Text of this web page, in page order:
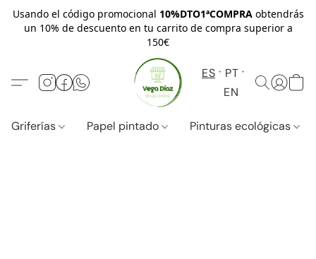
Usando el código promocional 10%DTO1ªCOMPRAobtendrás
un 10% de descuento en tu carrito de compra superior a
150€
ES
PT
EN
Griferías Papel pintado Pinturas ecológicas